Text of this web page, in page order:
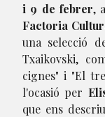
i 9 de febrer,
Factoria
una selecció
Txaikovski,
cignes" i "El
l'ocasió per
que ens